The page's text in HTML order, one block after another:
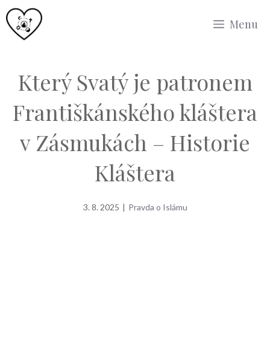
Přeskočit
na
Menu
Který Svatý je patronem
Františkánského kláštera
v Zásmukách – Historie
Kláštera
3. 8. 2025 | Pravda o Islámu